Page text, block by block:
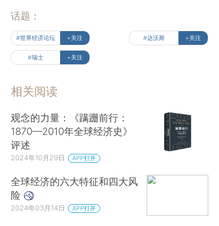
话题：
#世界经济论坛 +关注 #达沃斯 +关注
#瑞士 +关注
相关阅读
观念的力量：《蹒跚前行：
1870—2010年全球经济史》
评述
2024年10月29日 APP打开
全球经济的六大特征和四大风
险
2024年03月14日 APP打开